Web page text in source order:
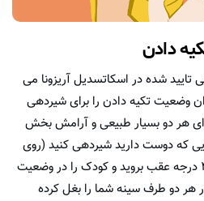
دادن
شده در اسکاتسدیل آریزونا می
وضعیت تکیه دادن را برای شیردهی
هر دو بسیار طبیعی و آرامش بخش
که دوست دارید شیردهی کنید (روی
کاناپه، تخت یا راحتی) تقریباً ۴۵ درجه عقب بروید و کودک را در وضعیت
دو طرف سینه شما را بغل کرده